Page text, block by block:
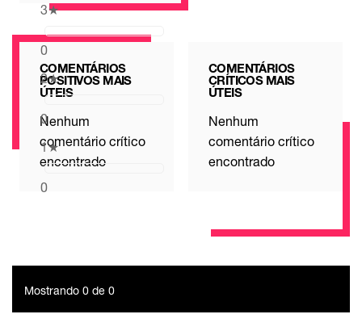
3★
0
2★
0
1★
0
COMENTÁRIOS
POSITIVOS MAIS
ÚTEIS
Nenhum
comentário crítico
encontrado
COMENTÁRIOS
CRÍTICOS MAIS
ÚTEIS
Nenhum
comentário crítico
encontrado
Mostrando 0 de 0